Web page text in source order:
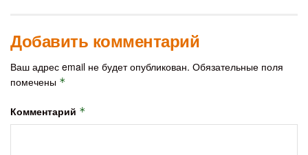
Добавить комментарий
Ваш адрес email не будет опубликован. Обязательные поля
помечены *
Комментарий *